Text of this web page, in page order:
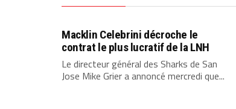
Macklin Celebrini décroche le
contrat le plus lucratif de la LNH
Le directeur général des Sharks de San
Jose Mike Grier a annoncé mercredi que...